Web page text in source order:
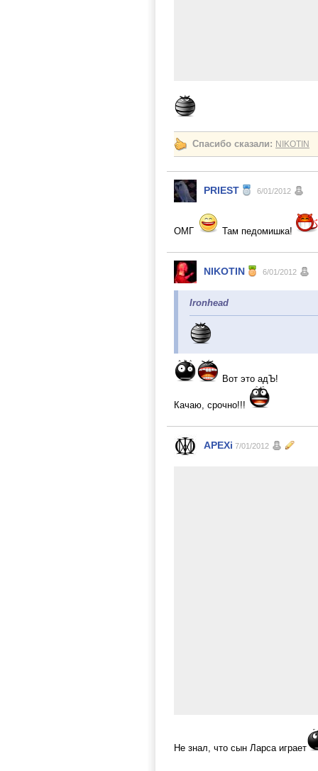
Спасибо сказали: NIKOTIN
PRIEST 6/01/2012
ОМГ Там педомишка!
NIKOTIN 6/01/2012
Ironhead
Вот это адЪ!
Качаю, срочно!!!
APEXi 7/01/2012
Не знал, что сын Ларса играет